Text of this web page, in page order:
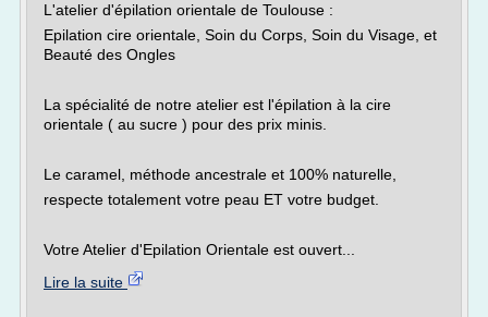
L'atelier d'épilation orientale de Toulouse :
Epilation cire orientale, Soin du Corps, Soin du Visage, et
Beauté des Ongles
La spécialité de notre atelier est l'épilation à la cire
orientale ( au sucre ) pour des prix minis.
Le caramel, méthode ancestrale et 100% naturelle,
respecte totalement votre peau ET votre budget.
Votre Atelier d'Epilation Orientale est ouvert...
Lire la suite